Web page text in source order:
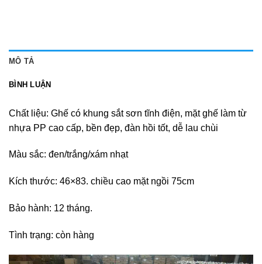
MÔ TẢ
BÌNH LUẬN
Chất liệu: Ghế có khung sắt sơn tĩnh điện, mặt ghế làm từ
nhựa PP cao cấp, bền đẹp, đàn hồi tốt, dễ lau chùi
Màu sắc: đen/trắng/xám nhạt
Kích thước: 46×83. chiều cao mặt ngồi 75cm
Bảo hành: 12 tháng.
Tình trạng: còn hàng